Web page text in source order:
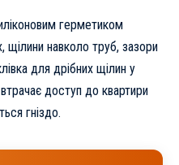
герметиком
щілини навколо труб, зазори
для дрібних щілин у
доступ до квартири
гніздо.